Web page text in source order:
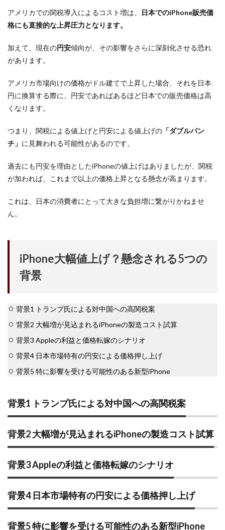
アメリカでの関税導入によるコスト増は、
日本でのiPhone販売価
格にも直接的な上昇圧力となります。
加えて、現在の円安傾向が、その影響をさらに深刻化させる恐れ
があります。
アメリカ市場向けの価格がドル建てで上昇した場合、それを日本
円に換算する際に、円安であればあるほど日本での販売価格は高
くなります。
つまり、関税による値上げと円安による値上げの 「ダブルパン
チ」 に見舞われる可能性があるのです。
過去にも円安を理由としたiPhoneの値上げはありましたが、関税
が加われば、これまで以上の価格上昇となる懸念が高まります。
これは、日本の消費者にとって大きな負担増に繋がりかねませ
ん。
iPhone大幅値上げ？懸念される5つの
背景
背景1 トランプ氏による対中国への高関税案
背景2 大幅増が見込まれるiPhoneの製造コスト試算
背景3 Appleの利益と価格転嫁のシナリオ
背景4 日本市場特有の円安による価格押し上げ
背景5 特に影響を受ける可能性のある新型iPhone
背景1 トランプ氏による対中国への高関税案
背景2 大幅増が見込まれるiPhoneの製造コスト試算
背景3 Appleの利益と価格転嫁のシナリオ
背景4 日本市場特有の円安による価格押し上げ
背景5 特に影響を受ける可能性のある新型iPhone